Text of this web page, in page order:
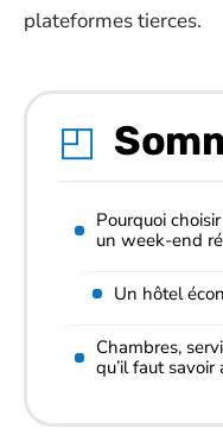
plateformes tierces.
Pourquoi
un week-end
Un hôtel
Chambres,
qu’il faut